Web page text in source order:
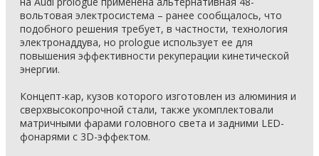
вольтовая электросистема – ранее сообщалось, что
подобного решения требует, в частности, технология
электронаддува, но prologue использует ее для
повышения эффективности рекуперации кинетической
энергии.
Концепт-кар, кузов которого изготовлен из алюминия и
сверхвысокопрочной стали, также укомплектовали
матричными фарами головного света и задними LED-
фонарями с 3D-эффектом.